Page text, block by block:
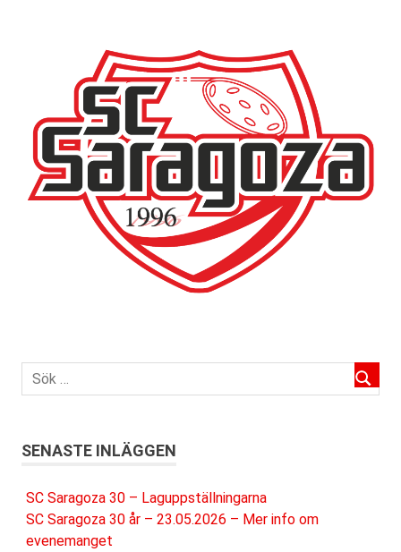
SENASTE INLÄGGEN
SC Saragoza 30 – Laguppställningarna
SC Saragoza 30 år – 23.05.2026 – Mer info om
evenemanget